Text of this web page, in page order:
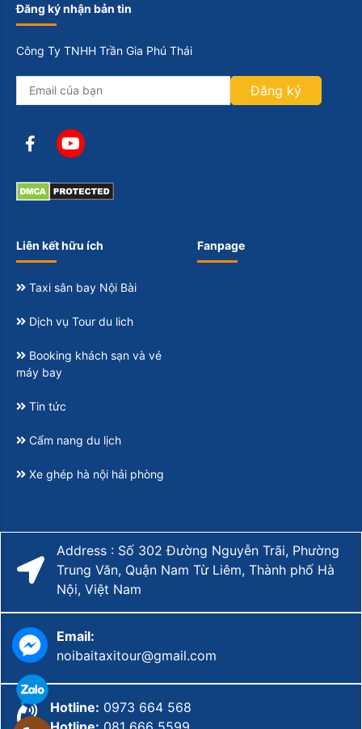
Đăng ký nhận bản tin
Công Ty TNHH Trần Gia Phú Thái
Đăng ký
Liên kết hữu ích
Taxi sân bay Nội Bài
Dịch vụ Tour du lich
Booking khách sạn và vé
máy bay
Tin tức
Cẩm nang du lịch
Xe ghép hà nội hải phòng
Fanpage
Address : Số 302 Đường Nguyễn Trãi, Phường
Trung Văn, Quận Nam Từ Liêm, Thành phố Hà
Nội, Việt Nam
Email:
noibaitaxitour@gmail.com
Hotline: 0973 664 568